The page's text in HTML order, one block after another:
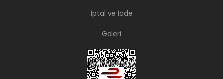
İptal ve İade
Galeri